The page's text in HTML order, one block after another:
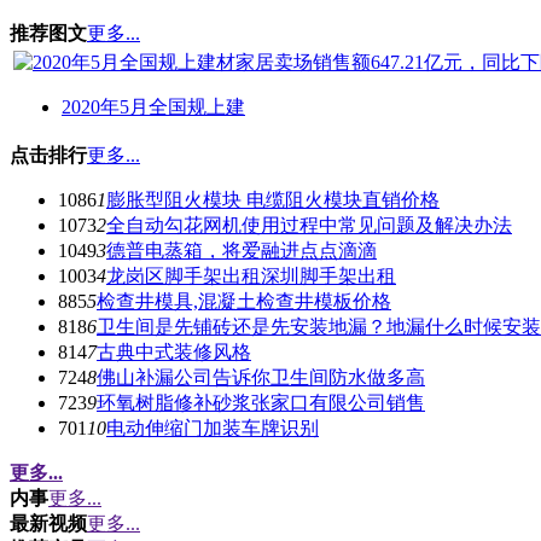
推荐图文更多...
2020年5月全国规上建
点击排行更多...
10861膨胀型阻火模块 电缆阻火模块直销价格
10732全自动勾花网机使用过程中常见问题及解决办法
10493德普电蒸箱，将爱融进点点滴滴
10034龙岗区脚手架出租深圳脚手架出租
8855检查井模具,混凝土检查井模板价格
8186卫生间是先铺砖还是先安装地漏？地漏什么时候安
8147古典中式装修风格
7248佛山补漏公司告诉你卫生间防水做多高
7239环氧树脂修补砂浆张家口有限公司销售
701 10电动伸缩门加装车牌识别
更多...
内事更多...
最新视频更多...